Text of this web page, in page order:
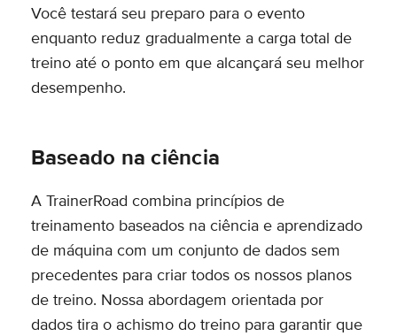
Você testará seu preparo para o evento
enquanto reduz gradualmente a carga total de
treino até o ponto em que alcançará seu melhor
desempenho.
Baseado na ciência
A TrainerRoad combina princípios de
treinamento baseados na ciência e aprendizado
de máquina com um conjunto de dados sem
precedentes para criar todos os nossos planos
de treino. Nossa abordagem orientada por
dados tira o achismo do treino para garantir que